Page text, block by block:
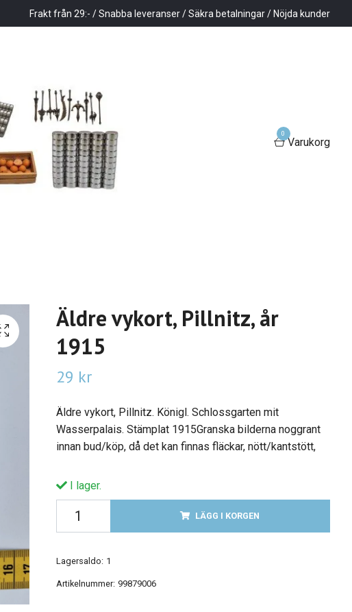
Frakt från 29:- / Snabba leveranser / Säkra betalningar / Nöjda kunder
0
Varukorg
Äldre vykort, Pillnitz, år
1915
29 kr
Äldre vykort, Pillnitz. Königl. Schlossgarten mit
Wasserpalais. Stämplat 1915Granska bilderna noggrant
innan bud/köp, då det kan finnas fläckar, nött/kantstött,
I lager.
LÄGG I KORGEN
Lagersaldo: 1
Artikelnummer: 99879006